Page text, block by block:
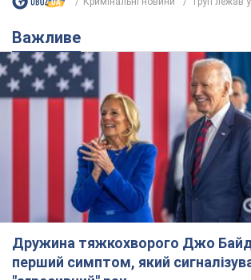
Дружина тяжкохворого Джо
перший симптом, який
"агресивний" рак
Спершу лікарі не надали цьому належної
14,8 т.
Відпустка Лесі Нікітюк у Карпатах
обернулася скандалом: чому
несправедливо захейтили
Знаменитість вийшла на пряму комунікацію в
мережі та розставила всі крапки над "і"
7 часов назад 11,7 т.